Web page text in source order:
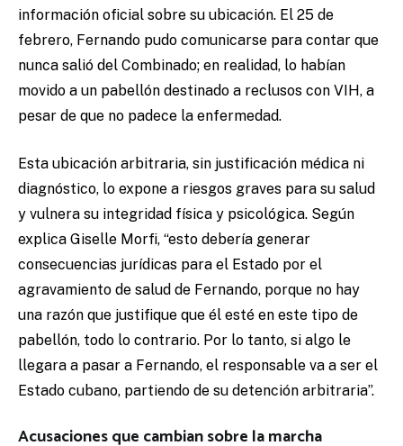
información oficial sobre su ubicación. El 25 de
febrero, Fernando pudo comunicarse para contar que
nunca salió del Combinado; en realidad, lo habían
movido a un pabellón destinado a reclusos con VIH, a
pesar de que no padece la enfermedad.
Esta ubicación arbitraria, sin justificación médica ni
diagnóstico, lo expone a riesgos graves para su salud
y vulnera su integridad física y psicológica. Según
explica Giselle Morfi, “esto debería generar
consecuencias jurídicas para el Estado por el
agravamiento de salud de Fernando, porque no hay
una razón que justifique que él esté en este tipo de
pabellón, todo lo contrario. Por lo tanto, si algo le
llegara a pasar a Fernando, el responsable va a ser el
Estado cubano, partiendo de su detención arbitraria”.
Acusaciones que cambian sobre la marcha